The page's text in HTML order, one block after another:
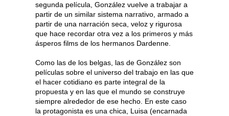
segunda película, González vuelve a trabajar a
partir de un similar sistema narrativo, armado a
partir de una narración seca, veloz y rigurosa
que hace recordar otra vez a los primeros y más
ásperos films de los hermanos Dardenne.
Como las de los belgas, las de González son
películas sobre el universo del trabajo en las que
el hacer cotidiano es parte integral de la
propuesta y en las que el mundo se construye
siempre alrededor de ese hecho. En este caso
la protagonista es una chica, Luisa (encarnada